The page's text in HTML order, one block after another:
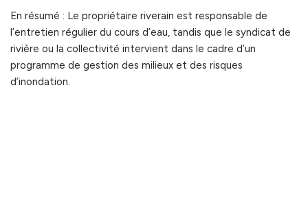
En résumé : Le propriétaire riverain est responsable de
l’entretien régulier du cours d’eau, tandis que le syndicat de
rivière ou la collectivité intervient dans le cadre d’un
programme de gestion des milieux et des risques
d’inondation.